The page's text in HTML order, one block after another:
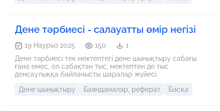
бағдарламасында салауатты өмір салтын ұстану
мемлекеттік маңызы бар мәселелермен тең дәрежеде
екендігі баса көрсетілген. Өмір салты мен денсаулық
ұғымын құрастырады. Салауатты өмір салтын
насихаттауда, салауатты өмір сүру мәдениетін
қалыптастыру мәселелерін жетілдіретін, осы саладағы
ұрпақты оқыту, тәрбиелеу формалары мен жаңа
Дене тәрбиесі - салауатты өмір негізі
19 Наурыз 2025 150
1
Дене тәрбиесі тек мектептегі дене шынықтыру сабағы
ғана емес, ол сабақтан тыс, мектептен де тыс
денсаулыққа байланысты шаралар жүйесі.
Дене шынықтыру
Баяндамалар, реферат Басқа